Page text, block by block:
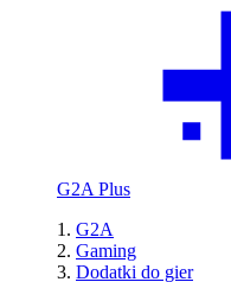
G2A Plus
G2A
Gaming
Dodatki do gier